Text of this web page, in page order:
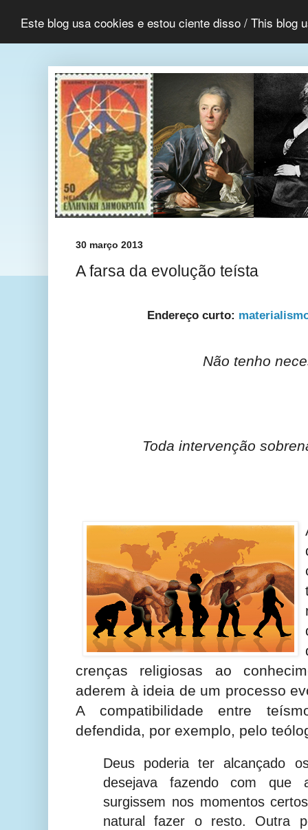
Este blog usa cookies e estou ciente disso / This blog
30 março 2013
A farsa da evolução teísta
Endereço curto:
Não tenho
Toda intervenção
crenças religiosas ao
aderem à ideia de um processo
A compatibilidade entre
defendida, por exemplo, pelo
Deus poderia ter alcançado
desejava fazendo com que
surgissem nos momentos
natural fazer o resto. Outra